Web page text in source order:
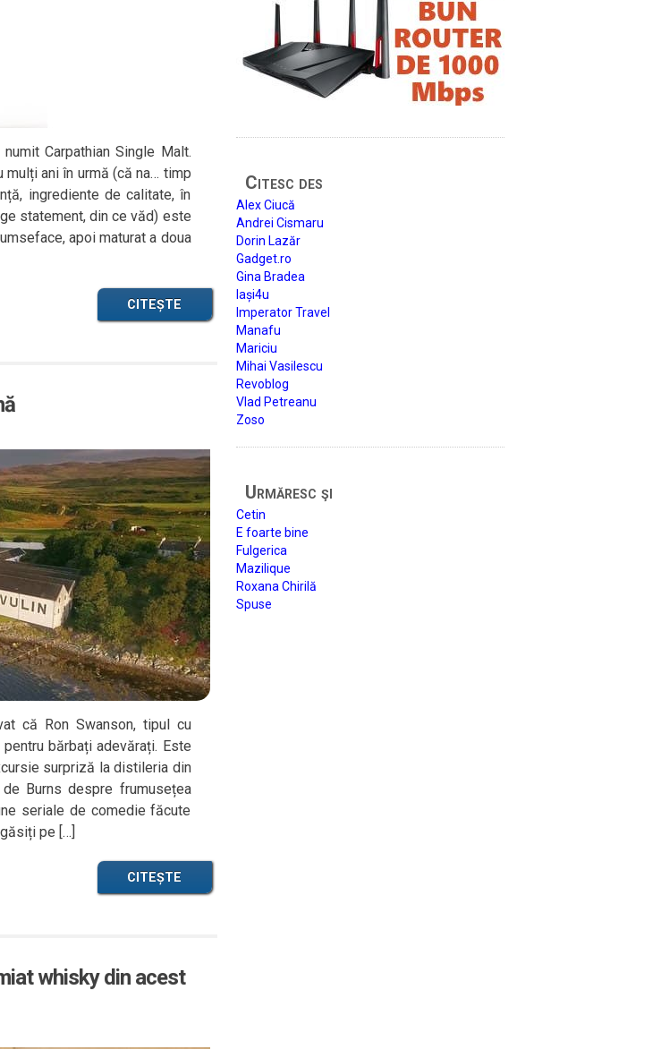
Carpathian Single Malt.
ani în urmă (că na… timp
ingrediente de calitate, în
statement, din ce văd) este
apoi maturat a doua
CITEȘTE
că Ron Swanson, tipul cu
bărbați adevărați. Este
surpriză la distileria din
Burns despre frumusețea
seriale de comedie făcute
pe […]
CITEȘTE
whisky din acest
Citesc des
Alex Ciucă
Andrei Cismaru
Dorin Lazăr
Gadget.ro
Gina Bradea
Iași4u
Imperator Travel
Manafu
Mariciu
Mihai Vasilescu
Revoblog
Vlad Petreanu
Zoso
Urmăresc şi
Cetin
E foarte bine
Fulgerica
Mazilique
Roxana Chirilă
Spuse